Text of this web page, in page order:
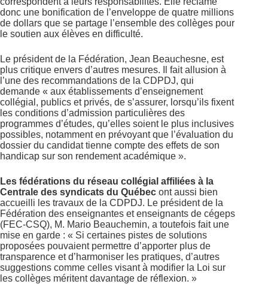
donc une bonification de l’enveloppe de quatre millions
de dollars que se partage l’ensemble des collèges pour
le soutien aux élèves en difficulté.
Le président de la Fédération, Jean Beauchesne, est
plus critique envers d’autres mesures. Il fait allusion à
l’une des recommandations de la CDPDJ, qui
demande « aux établissements d’enseignement
collégial, publics et privés, de s’assurer, lorsqu’ils fixent
les conditions d’admission particulières des
programmes d’études, qu’elles soient le plus inclusives
possibles, notamment en prévoyant que l’évaluation du
dossier du candidat tienne compte des effets de son
handicap sur son rendement académique ».
Les fédérations du réseau collégial affiliées à la
Centrale des syndicats du Québec ont aussi bien
accueilli les travaux de la CDPDJ. Le président de la
Fédération des enseignantes et enseignants de cégeps
(FEC-CSQ), M. Mario Beauchemin, a toutefois fait une
mise en garde : « Si certaines pistes de solutions
proposées pouvaient permettre d’apporter plus de
transparence et d’harmoniser les pratiques, d’autres
suggestions comme celles visant à modifier la Loi sur
les collèges méritent davantage de réflexion. »